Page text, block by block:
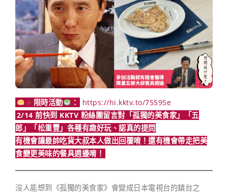
限時活動 ：
https://hi.kktv.to/75595e
2/14 前快到 KKTV 粉絲團留言對「孤獨的美食家」「五
郎」「松重豐」各種有趣好玩、認真的提問
有機會讓最帥吃貨大叔本人做出回覆唷！還有機會帶走把美
食變更美味的餐具週邊唷！
沒人能想到《孤獨的美食家》會變成日本電視台的鎮台之